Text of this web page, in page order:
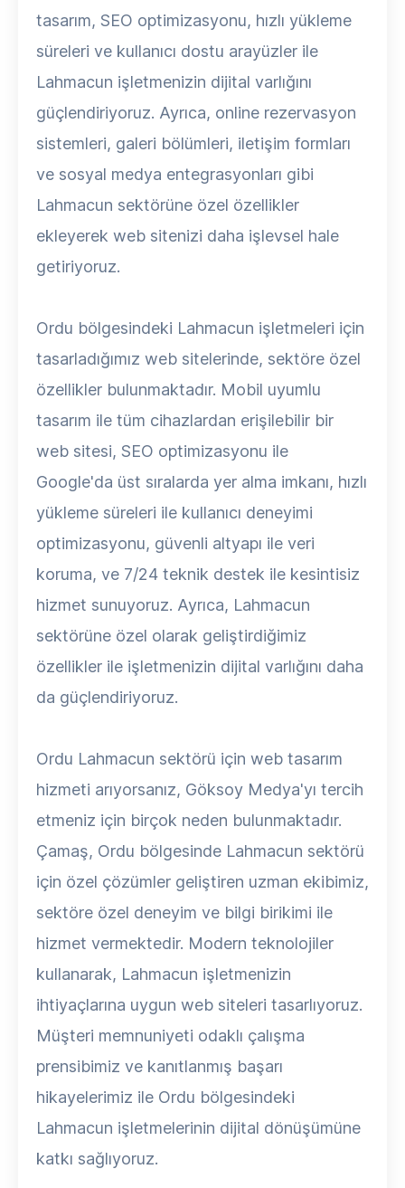
tasarım, SEO optimizasyonu, hızlı yükleme
süreleri ve kullanıcı dostu arayüzler ile
Lahmacun işletmenizin dijital varlığını
güçlendiriyoruz. Ayrıca, online rezervasyon
sistemleri, galeri bölümleri, iletişim formları
ve sosyal medya entegrasyonları gibi
Lahmacun sektörüne özel özellikler
ekleyerek web sitenizi daha işlevsel hale
getiriyoruz.
Ordu bölgesindeki Lahmacun işletmeleri için
tasarladığımız web sitelerinde, sektöre özel
özellikler bulunmaktadır. Mobil uyumlu
tasarım ile tüm cihazlardan erişilebilir bir
web sitesi, SEO optimizasyonu ile
Google'da üst sıralarda yer alma imkanı, hızlı
yükleme süreleri ile kullanıcı deneyimi
optimizasyonu, güvenli altyapı ile veri
koruma, ve 7/24 teknik destek ile kesintisiz
hizmet sunuyoruz. Ayrıca, Lahmacun
sektörüne özel olarak geliştirdiğimiz
özellikler ile işletmenizin dijital varlığını daha
da güçlendiriyoruz.
Ordu Lahmacun sektörü için web tasarım
hizmeti arıyorsanız, Göksoy Medya'yı tercih
etmeniz için birçok neden bulunmaktadır.
Çamaş, Ordu bölgesinde Lahmacun sektörü
için özel çözümler geliştiren uzman ekibimiz,
sektöre özel deneyim ve bilgi birikimi ile
hizmet vermektedir. Modern teknolojiler
kullanarak, Lahmacun işletmenizin
ihtiyaçlarına uygun web siteleri tasarlıyoruz.
Müşteri memnuniyeti odaklı çalışma
prensibimiz ve kanıtlanmış başarı
hikayelerimiz ile Ordu bölgesindeki
Lahmacun işletmelerinin dijital dönüşümüne
katkı sağlıyoruz.